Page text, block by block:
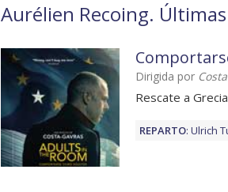
Aurélien Recoing.
Dirigida por
Rescate a Grecia
REPARTO: Ulrich